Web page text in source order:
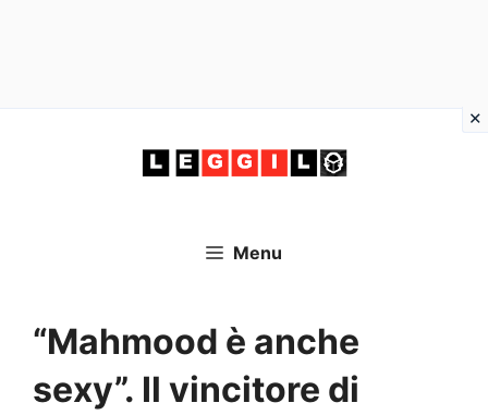
Menu
“Mahmood è anche
sexy”. Il vincitore di